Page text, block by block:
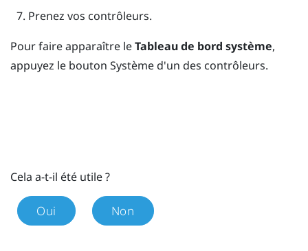
Prenez vos contrôleurs.
Pour faire apparaître leTableau de bord système,
appuyez le bouton Systèmed'un des contrôleurs.
Cela a-t-il été utile ?
Oui Non